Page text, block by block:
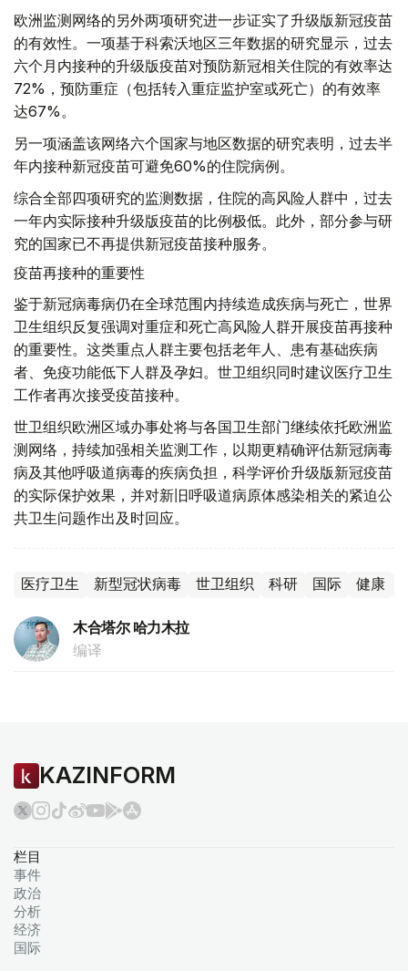
欧洲监测网络的另外两项研究进一步证实了升级版新冠疫苗
的有效性。一项基于科索沃地区三年数据的研究显示，过去
六个月内接种的升级版疫苗对预防新冠相关住院的有效率达
72%，预防重症（包括转入重症监护室或死亡）的有效率
达67%。
另一项涵盖该网络六个国家与地区数据的研究表明，过去半
年内接种新冠疫苗可避免60%的住院病例。
综合全部四项研究的监测数据，住院的高风险人群中，过去
一年内实际接种升级版疫苗的比例极低。此外，部分参与研
究的国家已不再提供新冠疫苗接种服务。
疫苗再接种的重要性
鉴于新冠病毒病仍在全球范围内持续造成疾病与死亡，世界
卫生组织反复强调对重症和死亡高风险人群开展疫苗再接种
的重要性。这类重点人群主要包括老年人、患有基础疾病
者、免疫功能低下人群及孕妇。世卫组织同时建议医疗卫生
工作者再次接受疫苗接种。
世卫组织欧洲区域办事处将与各国卫生部门继续依托欧洲监
测网络，持续加强相关监测工作，以期更精确评估新冠病毒
病及其他呼吸道病毒的疾病负担，科学评价升级版新冠疫苗
的实际保护效果，并对新旧呼吸道病原体感染相关的紧迫公
共卫生问题作出及时回应。
医疗卫生 新型冠状病毒 世卫组织 科研 国际 健康
木合塔尔 哈力木拉
编译
KAZINFORM
栏目
事件
政治
分析
经济
国际